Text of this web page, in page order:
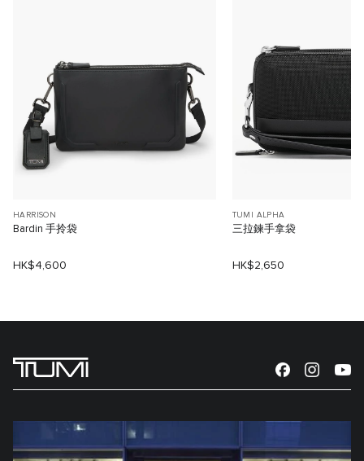
HARRISON
Bardin 手拎袋
HK$4,600
TUMI ALPHA
三拉鍊手拿袋
HK$2,650